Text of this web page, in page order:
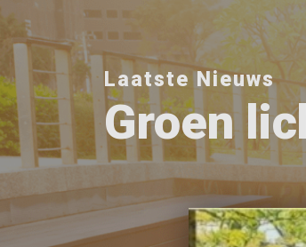
Laatste Nieuws
Groen